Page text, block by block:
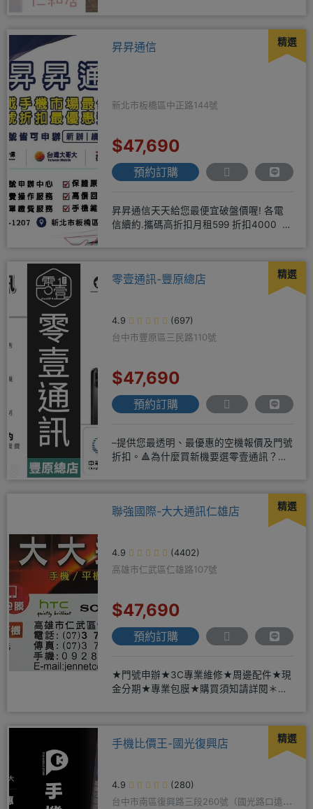
精選
昇昇通信
新北市板橋區中正路144號
$47,690
預約訂購
昇昇通信天天給您最便宜破盤價喔! 各電
信續約.攜碼高折扣月租599 折扣4000 月
精選
零壹通訊-豐原總店
4.9
(697)
台中市豐原區三民路110號
$47,690
預約訂購
–提供您最透明、最優惠的空機報價及門號
折扣。🔺為什麼買新機要選零壹通訊？
精選
聯強國際-大大通訊仁雄店
4.9
(4402)
高雄市仁武區仁雄路107號
$47,690
預約訂購
★門號申辦★3C專業維修★周邊配件★現
金分期★專業包膜★購買須知請詳閱＊來
精選
手機比價王-國光復興店
4.9
(280)
台中市南區復興路三段260號（國光路口遠傳